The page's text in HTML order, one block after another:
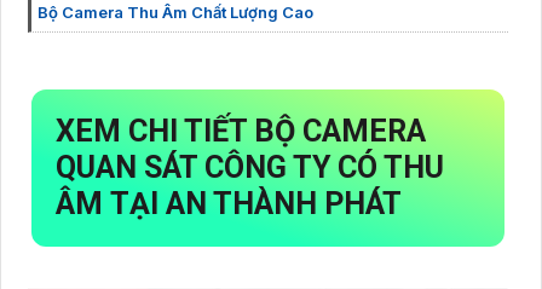
Bộ Camera Thu Âm Chất Lượng Cao
XEM CHI TIẾT BỘ CAMERA
QUAN SÁT CÔNG TY CÓ THU
ÂM TẠI AN THÀNH PHÁT